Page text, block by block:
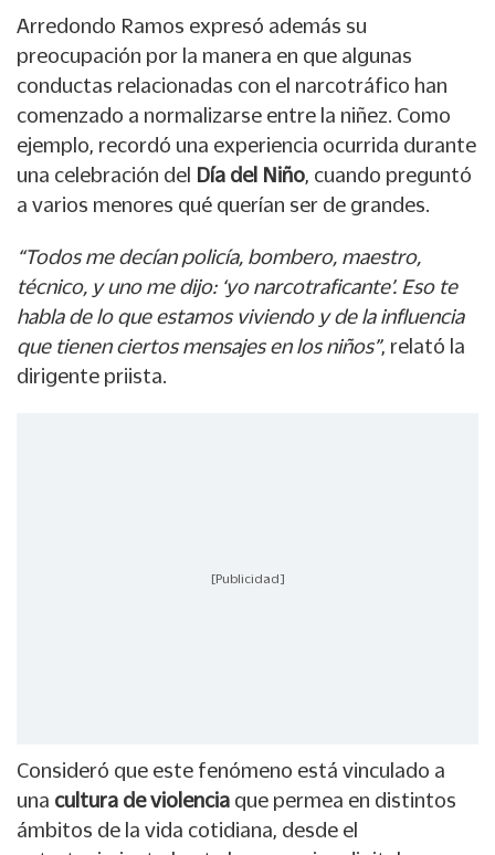
Arredondo Ramos expresó además su
preocupación por la manera en que algunas
conductas relacionadas con el narcotráfico han
comenzado a normalizarse entre la niñez. Como
ejemplo, recordó una experiencia ocurrida durante
una celebración del Día del Niño, cuando preguntó
a varios menores qué querían ser de grandes.
“Todos me decían policía, bombero, maestro,
técnico, y uno me dijo: ‘yo narcotraficante’. Eso te
habla de lo que estamos viviendo y de la influencia
que tienen ciertos mensajes en los niños”, relató la
dirigente priista.
[Publicidad]
Consideró que este fenómeno está vinculado a
una cultura de violencia que permea en distintos
ámbitos de la vida cotidiana, desde el